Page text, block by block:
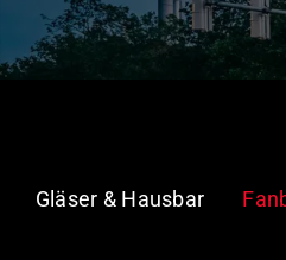
Gläser & Hausbar